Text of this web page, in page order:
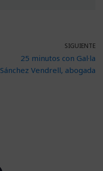
SIGUIENTE
25 minutos con Gal·la
Sánchez Vendrell, abogada